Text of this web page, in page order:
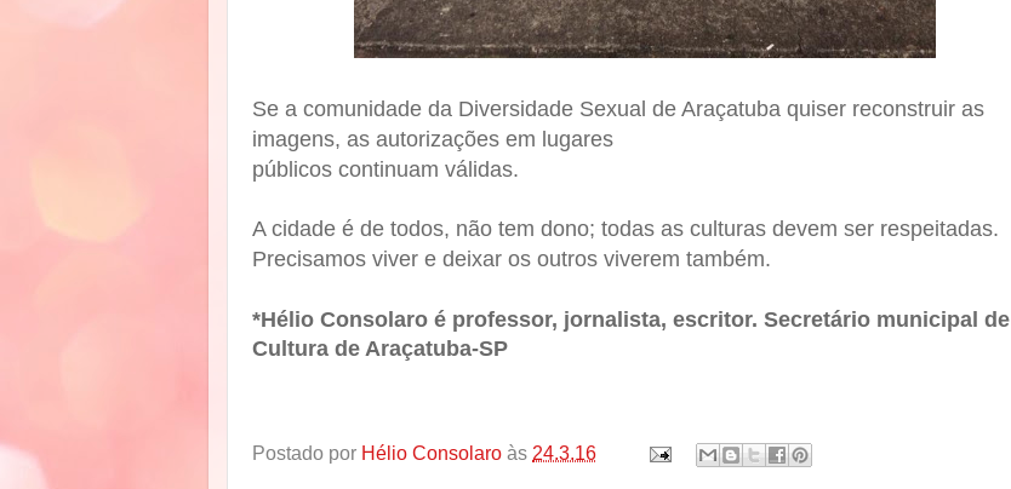
Se a comunidade da Diversidade Sexual de Araçatuba quiser reconstruir as
imagens, as autorizações em lugares
públicos continuam válidas.
A cidade é de todos, não tem dono; todas as culturas devem ser respeitadas.
Precisamos viver e deixar os outros viverem também.
*Hélio Consolaro é professor, jornalista, escritor. Secretário municipal de
Cultura de Araçatuba-SP
Postado por Hélio Consolaro às 24.3.16